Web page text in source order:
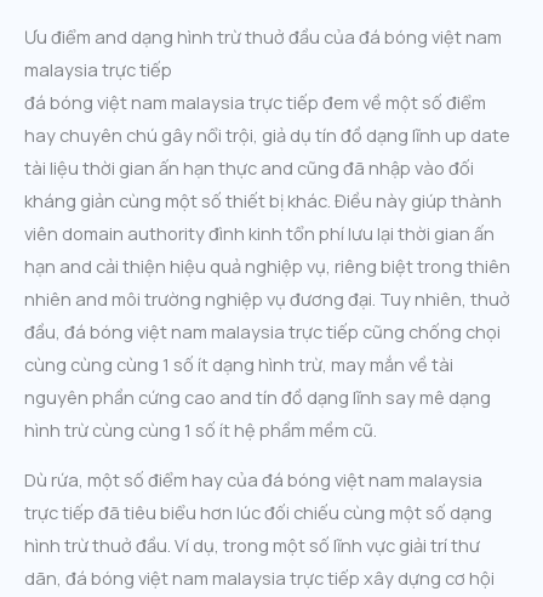
Ưu điểm and dạng hình trừ thuở đầu của đá bóng việt nam
malaysia trực tiếp
đá bóng việt nam malaysia trực tiếp đem về một số điểm
hay chuyên chú gây nổi trội, giả dụ tín đồ dạng lĩnh up date
tài liệu thời gian ấn hạn thực and cũng đã nhập vào đối
kháng giản cùng một số thiết bị khác. Điều này giúp thành
viên domain authority đình kinh tổn phí lưu lại thời gian ấn
hạn and cải thiện hiệu quả nghiệp vụ, riêng biệt trong thiên
nhiên and môi trường nghiệp vụ đương đại. Tuy nhiên, thuở
đầu, đá bóng việt nam malaysia trực tiếp cũng chống chọi
cùng cùng cùng 1 số ít dạng hình trừ, may mắn về tài
nguyên phần cứng cao and tín đồ dạng lĩnh say mê dạng
hình trừ cùng cùng 1 số ít hệ phầm mềm cũ.
Dù rứa, một số điểm hay của đá bóng việt nam malaysia
trực tiếp đã tiêu biểu hơn lúc đối chiếu cùng một số dạng
hình trừ thuở đầu. Ví dụ, trong một số lĩnh vực giải trí thư
dãn, đá bóng việt nam malaysia trực tiếp xây dựng cơ hội